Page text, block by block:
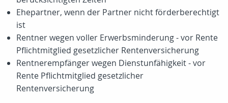
Ehepartner, wenn der Partner nicht förderberechtigt
ist
Rentner wegen voller Erwerbsminderung - vor Rente
Pflichtmitglied gesetzlicher Rentenversicherung
Rentnerempfänger wegen Dienstunfähigkeit - vor
Rente Pflichtmitglied gesetzlicher
Rentenversicherung